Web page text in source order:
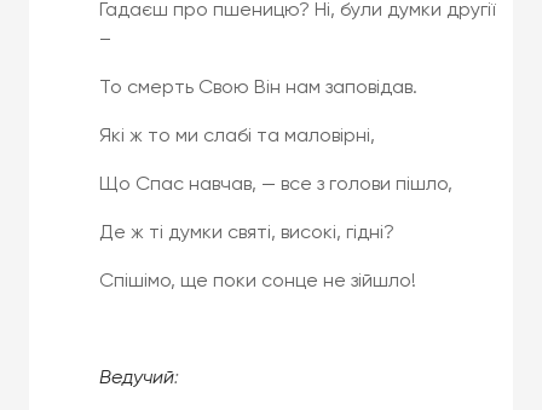
Гадаєш про пшеницю? Ні, були думки другії
–
То смерть Свою Він нам заповідав.
Які ж то ми слабі та маловірні,
Що Спас навчав, — все з голови пішло,
Де ж ті думки святі, високі, гідні?
Спішімо, ще поки сонце не зійшло!
Ведучий: